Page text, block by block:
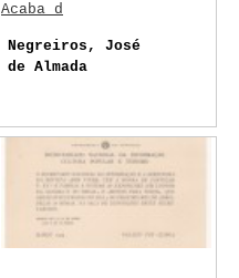
Acaba d
Negreiros, José
de Almada